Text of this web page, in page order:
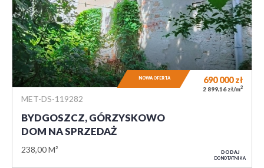
MET-DS-119282
BYDGOSZCZ, GÓRZYSKOWO
DOM NA SPRZEDAŻ
238,00 M²
690 000zł
2 899,16 zł/m2
NOWA OFERTA
DODAJ
DO NOTATNIKA